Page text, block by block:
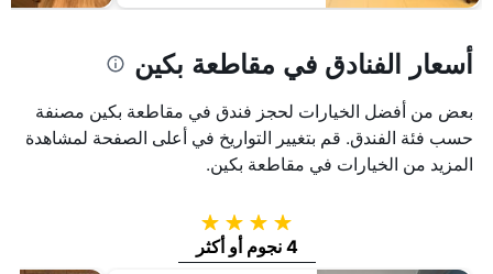
أسعار الفنادق في مقاطعة بكين
بعض من أفضل الخيارات لحجز فندق في مقاطعة بكين مصنفة
حسب فئة الفندق. قم بتغيير التواريخ في أعلى الصفحة لمشاهدة
المزيد من الخيارات في مقاطعة بكين.
4 نجوم
4 نجوم أو أكثر